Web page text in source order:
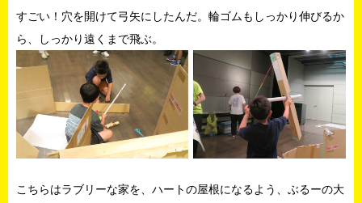
すごい！穴を開けて弓矢にしたんだ。輪ゴムもしっかり伸びるか
ら、しっかり遠くまで飛ぶ。
こちらはラブリーな家を、ハートの屋根になるよう、ぶるーの大